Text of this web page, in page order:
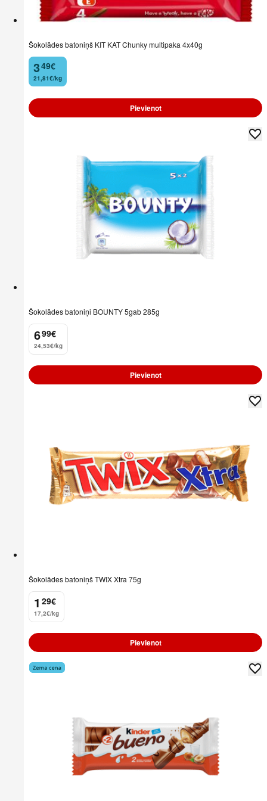
Šokolādes batoniņš KIT KAT Chunky multipaka 4x40g
3
. 49€
21,81€/kg
Pievienot
Šokolādes batoniņi BOUNTY 5gab 285g
6
. 99€
24,53€/kg
Pievienot
Šokolādes batoniņš TWIX Xtra 75g
1
. 29€
17,2€/kg
Pievienot